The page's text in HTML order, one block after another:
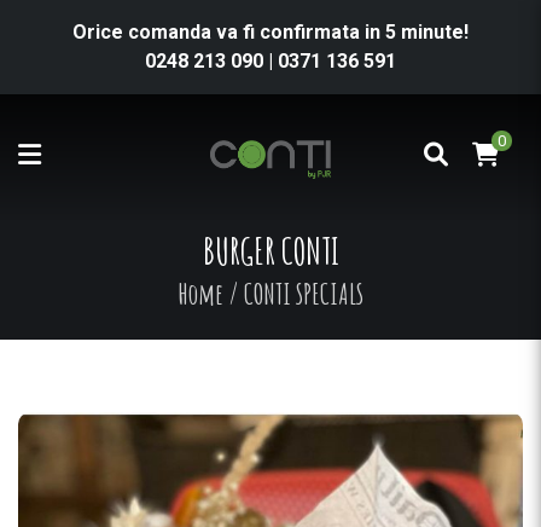
Orice comanda va fi confirmata in 5 minute!
0248 213 090 | 0371 136 591
0
BURGER CONTI
Home / CONTI SPECIALS